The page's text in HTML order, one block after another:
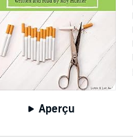
Aperçu